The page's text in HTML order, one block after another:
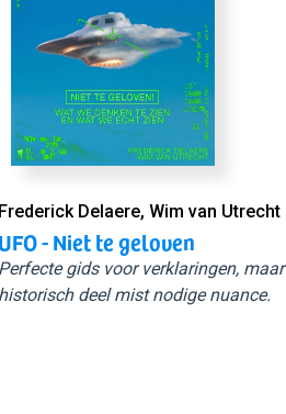
Frederick Delaere, Wim van Utrecht
UFO - Niet te geloven
Perfecte gids voor verklaringen, maar
historisch deel mist nodige nuance.